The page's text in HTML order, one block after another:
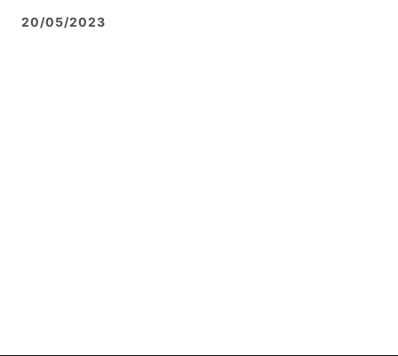
20/05/2023